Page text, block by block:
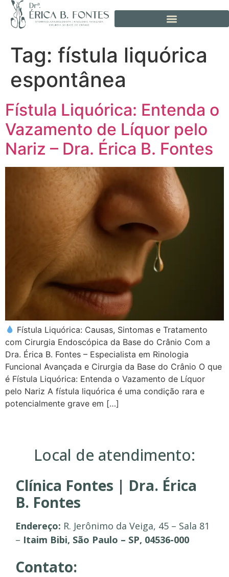
Tag: fístula liquórica
espontânea
Fístula Liquórica: Entenda o
Vazamento de Líquor pelo
Nariz – Dra. Érica B. Fontes
Fístula Liquórica: Causas, Sintomas e Tratamento
com Cirurgia Endoscópica da Base do Crânio Com a
Dra. Érica B. Fontes – Especialista em Rinologia
Funcional Avançada e Cirurgia da Base do Crânio O que
é Fístula Liquórica: Entenda o Vazamento de Líquor
pelo Nariz A fístula liquórica é uma condição rara e
potencialmente grave em […]
Local de atendimento:
Clínica Fontes | Dra. Érica
B. Fontes
Endereço: R. Jerônimo da Veiga, 45 – Sala 81
– Itaim Bibi, São Paulo – SP, 04536-000
Contato: